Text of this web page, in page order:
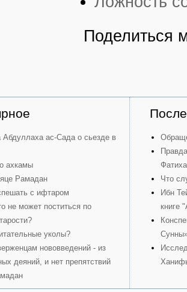
Поделиться
Абдуллаха ас-Сада о сьезде в
ахкамы
Рамадан
с ифтаром
не может поститься по
уколы?
нововведений - из
деяний, и нет препятствий
Что
Ибн
книге